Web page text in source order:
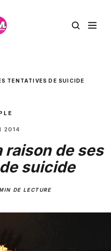
TENTATIVES DE SUICIDE
2014
raison de ses
suicide
DE LECTURE